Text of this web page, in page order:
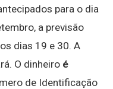
para o dia
a previsão
dias 19 e 30. A
O dinheiro é
de Identificação